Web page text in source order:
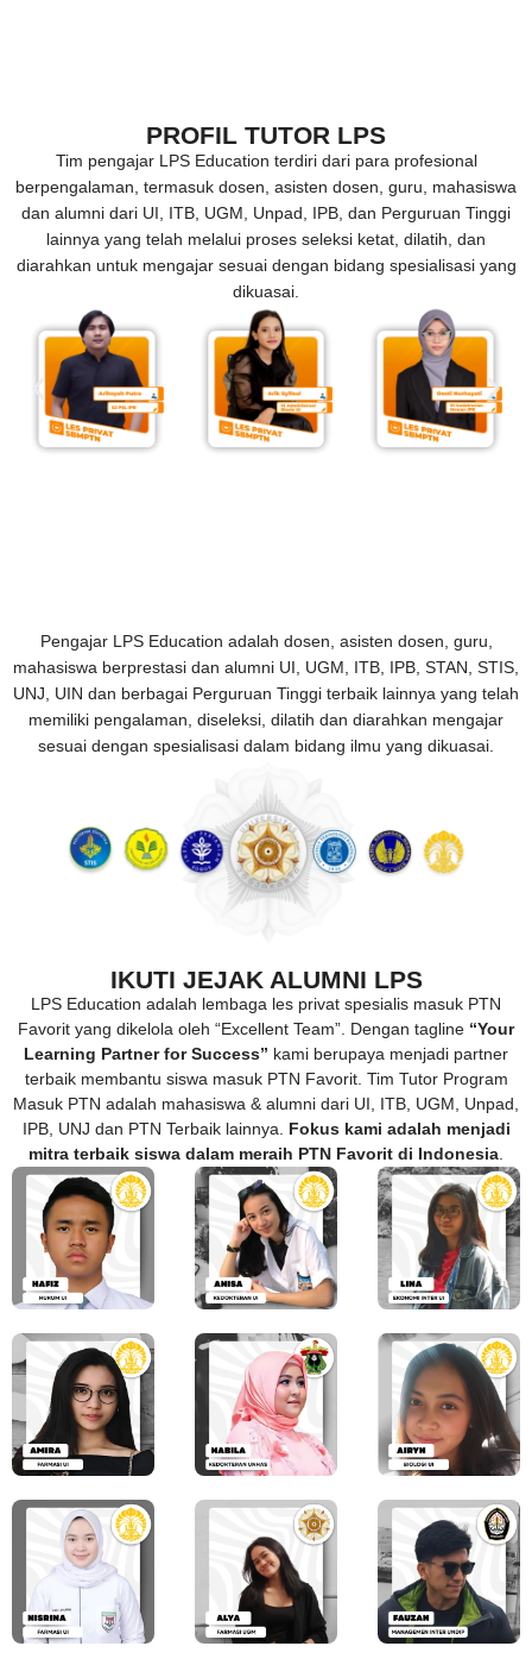
PROFIL TUTOR LPS
Tim pengajar LPS Education terdiri dari para profesional
berpengalaman, termasuk dosen, asisten dosen, guru, mahasiswa
dan alumni dari UI, ITB, UGM, Unpad, IPB, dan Perguruan Tinggi
lainnya yang telah melalui proses seleksi ketat, dilatih, dan
diarahkan untuk mengajar sesuai dengan bidang spesialisasi yang
dikuasai.
Pengajar LPS Education adalah dosen, asisten dosen, guru,
mahasiswa berprestasi dan alumni UI, UGM, ITB, IPB, STAN, STIS,
UNJ, UIN dan berbagai Perguruan Tinggi terbaik lainnya yang telah
memiliki pengalaman, diseleksi, dilatih dan diarahkan mengajar
sesuai dengan spesialisasi dalam bidang ilmu yang dikuasai.
IKUTI JEJAK ALUMNI LPS
LPS Education adalah lembaga les privat spesialis masuk PTN
Favorit yang dikelola oleh “Excellent Team”. Dengan tagline “Your
Learning Partner for Success” kami berupaya menjadi partner
terbaik membantu siswa masuk PTN Favorit. Tim Tutor Program
Masuk PTN adalah mahasiswa & alumni dari UI, ITB, UGM, Unpad,
IPB, UNJ dan PTN Terbaik lainnya. Fokus kami adalah menjadi
mitra terbaik siswa dalam meraih PTN Favorit di Indonesia